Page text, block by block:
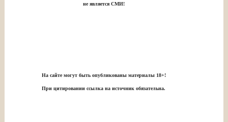
не является СМИ!
На сайте могут быть опубликованы материалы 18+!
При цитировании ссылка на источник обязательна.